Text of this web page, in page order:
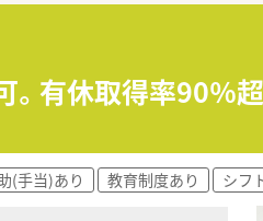
組織体制強化のための大変貴
に対応できる若い世代の方を
円滑に連携できる協調性のあ
り地域に密着して運営を続け
、業務における疑義照会も大
としてクリーンな労務管理を
。有休取得率90％
(手当)あり 教育制度あり シフ